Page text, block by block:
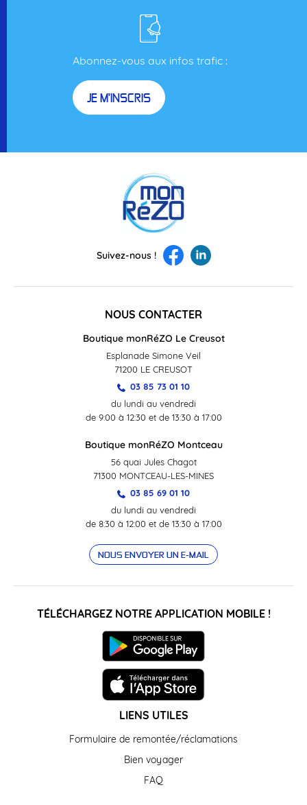
Abonnez-vous aux infos trafic :
JE M'INSCRIS
Suivez-nous !
NOUS CONTACTER
Boutique monRéZO Le Creusot
Esplanade Simone Veil
71200 LE CREUSOT
03 85 73 01 10
du lundi au vendredi
de 9:00 à 12:30 et de 13:30 à 17:00
Boutique monRéZO Montceau
56 quai Jules Chagot
71300 MONTCEAU-LES-MINES
03 85 69 01 10
du lundi au vendredi
de 8:30 à 12:00 et de 13:30 à 17:00
NOUS ENVOYER UN E-MAIL
TÉLÉCHARGEZ NOTRE APPLICATION MOBILE !
LIENS UTILES
Formulaire de remontée/réclamations
Bien voyager
FAQ